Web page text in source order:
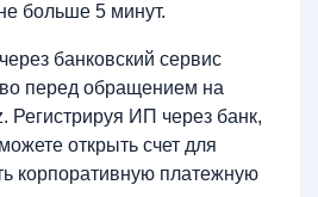
больше 5 минут.
банковский сервис
перед обращением на
Регистрируя ИП через банк,
открыть счет для
корпоративную платежную